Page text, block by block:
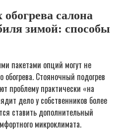
салона
зимой: способы
пакетами опций могут не
обогрева. Стояночный подогрев
проблему практически «на
дело у собственников более
ставить дополнительный
микроклимата.